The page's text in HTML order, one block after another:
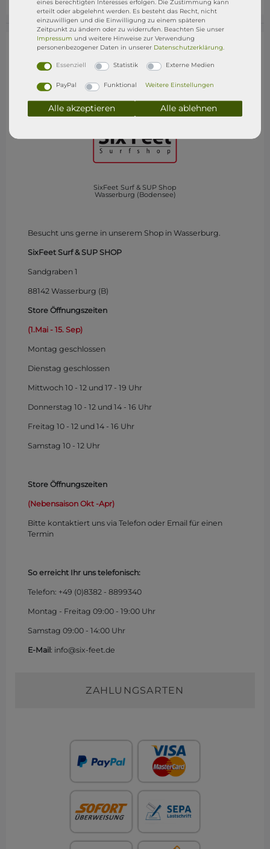
SixFeet Surf & SUP Shop
Wasserburg (Bodensee)
Besucht uns gerne in unserem Shop in Wasserburg.
SixFeet Surf & SUP SHOP
Sandgraben 1
88142 Wasserburg (B)
Store Öffnungszeiten
(1.Mai - 15. Sep)
Montag geschlossen
Dienstag geschlossen
Mittwoch 10 - 12 und 17 - 19 Uhr
Donnerstag 10 - 12 und 14 - 16 Uhr
Freitag 10 - 12 und 14 - 16 Uhr
Samstag 10 - 12 Uhr
Store Öffnungszeiten
(Nebensaison Okt -Apr)
Bitte kontaktiert uns via Telefon oder Email für einen
Termin
So erreicht Ihr uns telefonisch:
Telefon: +49 (0)8382 - 8899340
Montag - Freitag 09:00 - 19:00 Uhr
Samstag 09:00 - 14:00 Uhr
E-Mail : info@six-feet.de
ZAHLUNGSARTEN
eines berechtigten Interesses erfolgen. Die Zustimmung kann
erteilt oder abgelehnt werden. Es besteht das Recht, nicht
einzuwilligen und die Einwilligung zu einem späteren
Zeitpunkt zu ändern oder zu widerrufen. Beachten Sie unser
Impressum und weitere Hinweise zur Verwendung
personenbezogener Daten in unserer Daten­schutz­erklärung
Essenziell Statistik Externe Medien
PayPal Funktional Weitere Einstellungen
Alle akzeptieren Alle ablehnen